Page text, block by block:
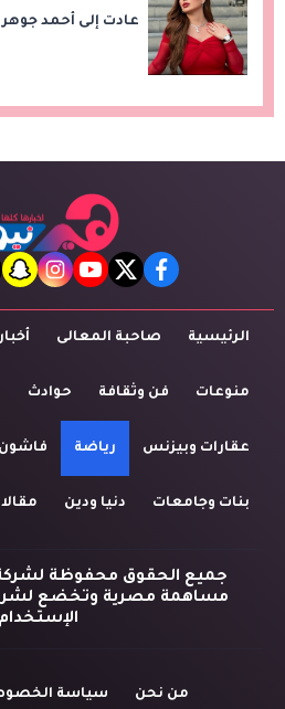
عادت إلى أحمد
facebook
twitter
youtube
الرئيسية صاحبة المعالى
منوعات فن وثقافة حوادث
عقارات وبيزنس رياضة
بنات وجامعات دنيا ودين
جميع الحقوق محفوظة
مساهمة مصرية وتخضع
الإستخدام
من نحن سياسة